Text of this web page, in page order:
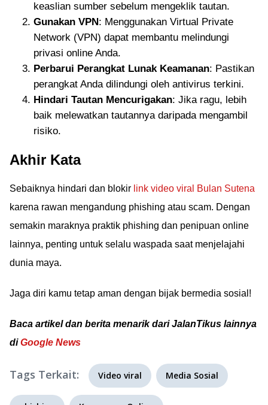
keaslian sumber sebelum mengeklik tautan.
Gunakan VPN: Menggunakan Virtual Private
Network (VPN) dapat membantu melindungi
privasi online Anda.
Perbarui Perangkat Lunak Keamanan: Pastikan
perangkat Anda dilindungi oleh antivirus terkini.
Hindari Tautan Mencurigakan: Jika ragu, lebih
baik melewatkan tautannya daripada mengambil
risiko.
Akhir Kata
Sebaiknya hindari dan blokir link video viral Bulan Sutena
karena rawan mengandung phishing atau scam. Dengan
semakin maraknya praktik phishing dan penipuan online
lainnya, penting untuk selalu waspada saat menjelajahi
dunia maya.
Jaga diri kamu tetap aman dengan bijak bermedia sosial!
Baca artikel dan berita menarik dari JalanTikus lainnya
diGoogle News
Tags Terkait: Video viral Media Sosial